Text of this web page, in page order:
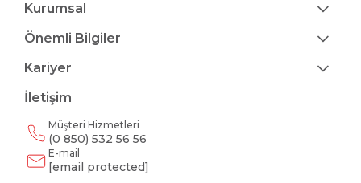
Kurumsal
Önemli Bilgiler
Kariyer
İletişim
Müşteri Hizmetleri
(0 850) 532 56 56
E-mail
[email protected]